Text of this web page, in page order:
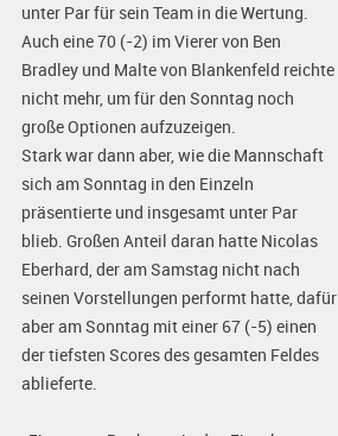
unter Par für sein Team in die Wertung.
Auch eine 70 (-2) im Vierer von Ben
Bradley und Malte von Blankenfeld reichte
nicht mehr, um für den Sonntag noch
große Optionen aufzuzeigen.
Stark war dann aber, wie die Mannschaft
sich am Sonntag in den Einzeln
präsentierte und insgesamt unter Par
blieb. Großen Anteil daran hatte Nicolas
Eberhard, der am Samstag nicht nach
seinen Vorstellungen performt hatte, dafür
aber am Sonntag mit einer 67 (-5) einen
der tiefsten Scores des gesamten Feldes
ablieferte.